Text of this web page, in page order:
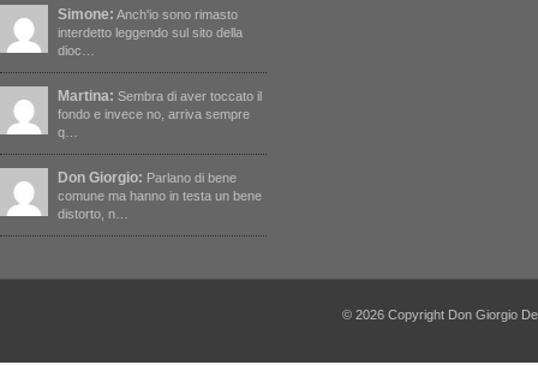
Simone: Anch'io sono rimasto
interdetto leggendo sul sito della
dioc…
Martina: Sembra di aver toccato il
fondo e invece no, arriva sempre
q…
Don Giorgio: Parlano di bene
comune ma hanno in testa un bene
distorto, n…
© 2026 Copyright Don Giorgio